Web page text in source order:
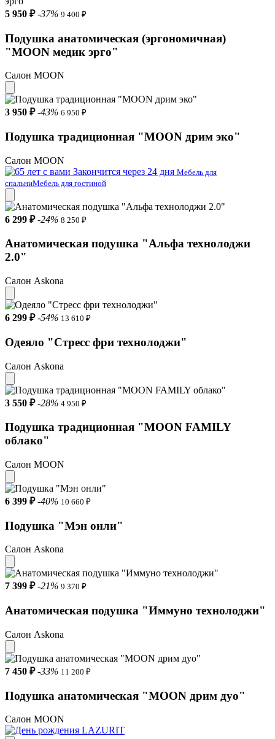
5 950 ₽ -37% 9 400 ₽
Подушка анатомическая (эргономичная)
"MOON медик эрго"
Салон MOON
3 950 ₽ -43% 6 950 ₽
Подушка традиционная "MOON дрим эко"
Салон MOON
Закончится через 24 дня Мебель для
спальниМебель для гостиной
6 299 ₽ -24% 8 250 ₽
Анатомическая подушка "Альфа технолоджи
2.0"
Салон Askona
6 299 ₽ -54% 13 610 ₽
Одеяло "Стресс фри технолоджи"
Салон Askona
3 550 ₽ -28% 4 950 ₽
Подушка традиционная "MOON FAMILY
облако"
Салон MOON
6 399 ₽ -40% 10 660 ₽
Подушка "Мэн онли"
Салон Askona
7 399 ₽ -21% 9 370 ₽
Анатомическая подушка "Иммуно технолоджи"
Салон Askona
7 450 ₽ -33% 11 200 ₽
Подушка анатомическая "MOON дрим дуо"
Салон MOON